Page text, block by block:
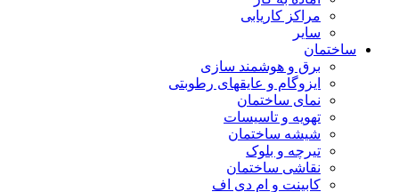
مراکز کاریابی
سایر
ساختمان
برق و هوشمند سازی
ایزوگام و عایقهای رطوبتی
نمای ساختمان
تهویه و تاسیسات
شیشه ساختمان
تیرچه و بلوک
نقاشی ساختمان
کابینت و ام دی اف